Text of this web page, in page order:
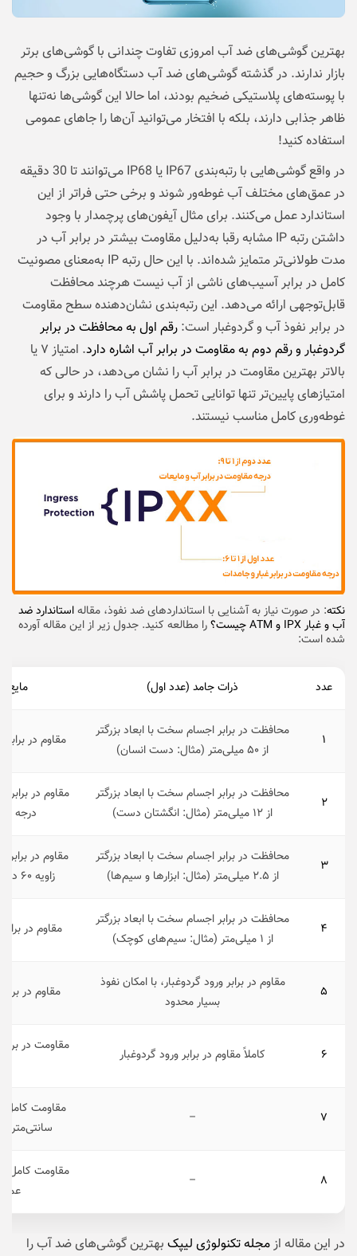
بهترین گوشی‌های ضد آب امروزی تفاوت چندانی با گوشی‌های برتر
بازار ندارند. در گذشته گوشی‌های ضد آب دستگاه‌هایی بزرگ و حجیم
با پوسته‌های پلاستیکی ضخیم بودند، اما حالا این گوشی‌ها نه‌تنها
ظاهر جذابی دارند، بلکه با افتخار می‌توانید آن‌ها را جاهای عمومی
استفاده کنید!
در واقع گوشی‌هایی با رتبه‌بندی IP67 یا IP68 می‌توانند تا 30 دقیقه
در عمق‌های مختلف آب غوطه‌ور شوند و برخی حتی فراتر از این
استاندارد‌ عمل می‌کنند. برای مثال آیفون‌های پرچمدار با وجود
داشتن رتبه IP مشابه رقبا به‌دلیل مقاومت بیشتر در برابر آب در
مدت طولانی‌تر متمایز شده‌اند. با این حال رتبه IP به‌معنای مصونیت
کامل در برابر آسیب‌های ناشی از آب نیست هرچند محافظت
قابل‌توجهی ارائه می‌دهد. این رتبه‌بندی نشان‌دهنده سطح مقاومت
در برابر نفوذ آب و گردوغبار است: رقم اول به محافظت در برابر
گردوغبار و رقم دوم به مقاومت در برابر آب اشاره دارد
. امتیاز ۷ یا
بالاتر بهترین مقاومت در برابر آب را نشان می‌دهد، در حالی که
امتیازهای پایین‌تر تنها توانایی تحمل پاشش آب را دارند و برای
غوطه‌وری کامل مناسب نیستند.
نکته: در صورت نیاز به آشنایی با استانداردهای ضد نفوذ، مقالهاستاندارد ضد
آب و غبار IPX و ATM چیست؟
را مطالعه کنید. جدول زیر از این مقاله آورده
شده است:
عدد ذرات جامد (عدد اول) مایع
۱
محافظت در برابر اجسام سخت با ابعاد بزرگتر
از ۵۰ میلی‌متر (مثال: دست انسان)
مقاوم در
۲
محافظت در برابر اجسام سخت با ابعاد بزرگتر
از ۱۲ میلی‌متر (مثال: انگشتان دست)
درجه
۳
محافظت در برابر اجسام سخت با ابعاد بزرگتر
از ۲.۵ میلی‌متر (مثال: ابزارها و سیم‌ها)
مقاوم در
زاویه ۶۰ درجه نسبت به حالت عمودی
۴
محافظت در برابر اجسام سخت با ابعاد بزرگتر
از ۱ میلی‌‌متر (مثال: سیم‌های کوچک)
مقاوم در
۵
مقاوم در برابر ورود گردوغبار، با امکان نفوذ
بسیار محدود
مقاوم در
۶ کاملاً مقاوم در برابر ورود گردوغبار
مقاومت در
۷ –
سانتی‌متر تا ۱ متر به مدت ۳۰
۸ –
مقاومت کامل
در این مقاله ازمجله تکنولوژی لیپک بهترین گوشی‌های ضد آب را